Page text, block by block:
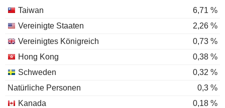
Taiwan
6,71 %
Vereinigte Staaten
2,26 %
Vereinigtes Königreich
0,73 %
Hong Kong
0,38 %
Schweden
0,32 %
Natürliche Personen
0,3 %
Kanada
0,18 %